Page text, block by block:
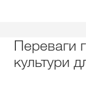
Переваги
культури